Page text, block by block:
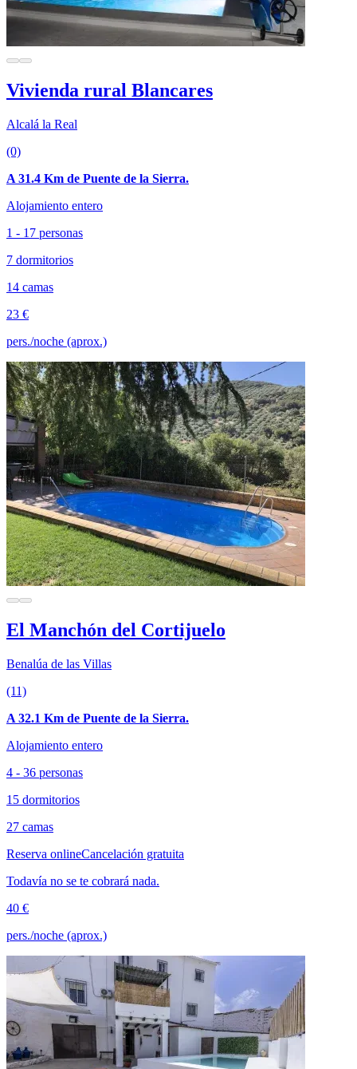
Vivienda rural Blancares
Alcalá la Real
(0)
A 31.4 Km de Puente de la Sierra.
Alojamiento entero
1 - 17 personas
7 dormitorios
14 camas
23 €
pers./noche (aprox.)
El Manchón del Cortijuelo
Benalúa de las Villas
(11)
A 32.1 Km de Puente de la Sierra.
Alojamiento entero
4 - 36 personas
15 dormitorios
27 camas
Reserva onlineCancelación gratuita
Todavía no se te cobrará nada.
40 €
pers./noche (aprox.)